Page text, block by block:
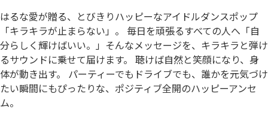
はるな愛が贈る、とびきりハッピーなアイドルダンスポップ
「キラキラが止まらない」。 毎日を頑張るすべての人へ「自
分らしく輝けばいい。」そんなメッセージを、キラキラと弾け
るサウンドに乗せて届けます。 聴けば自然と笑顔になり、身
体が動き出す。 パーティーでもドライブでも、誰かを元気づけ
たい瞬間にもぴったりな、ポジティブ全開のハッピーアンセ
ム。